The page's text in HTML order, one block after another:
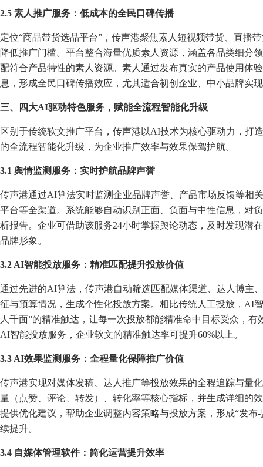
2.5 素人推广服务：低成本的全民口碑传播
定位“商品带货选品平台”，传声港聚焦素人短视频带货、直播
降低推广门槛。平台整合海量优质素人资源，涵盖各品类细分
配符合产品特性的素人资源。素人通过发布真实的产品使用体
息，形成全民口碑传播效应，尤其适合初创企业、中小品牌实
三、四大AI驱动特色服务，赋能全流程智能化升级
区别于传统软文推广平台，传声港以AI技术为核心驱动力，打
的全流程智能化升级，为企业推广效率与效果保驾护航。
3.1 舆情监测服务：实时护航品牌声誉
传声港通过AI算法实时监测企业品牌声誉、产品市场反馈等相
平台等全渠道。系统能够自动识别正面、负面与中性信息，对
析报告。企业可借助该服务24小时掌握舆论动态，及时发现潜
品牌形象。
3.2 AI智能投放服务：精准匹配提升投放价值
通过先进的AI算法，传声港自动筛选匹配媒体渠道、达人博主
征与预算情况，生成个性化投放方案。相比传统人工投放，AI
人千面”的精准触达，让每一次投放都能精准命中目标受众，
AI智能投放服务，企业软文的精准触达率可提升60%以上。
3.3 AI效果监测服务：全程量化保障推广价值
传声港实现对媒体发稿、达人推广等投放效果的全程追踪与量
量（点赞、评论、转发）、转化率等核心指标，并生成详细的
提供优化建议，帮助企业调整内容策略与投放方案，形成“发
续提升。
3.4 自媒体管理软件：简化运营提升效率